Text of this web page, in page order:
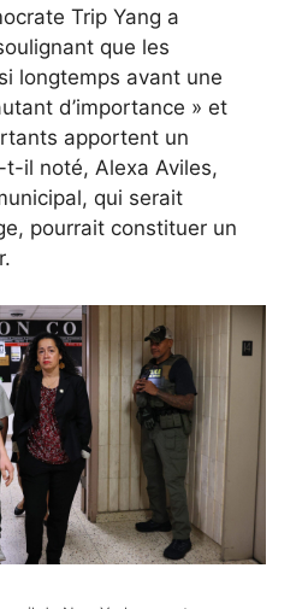
Trip Yang a
que les
longtemps avant une
d’importance » et
apportent un
il noté, Alexa Aviles,
qui serait
pourrait constituer un